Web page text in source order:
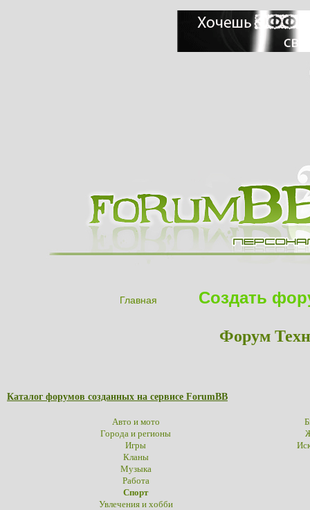
Главная Создать
Форум
Каталог форумов созданных на сервисе ForumBB
Авто и мото
Города и регионы
Игры
Кланы
Музыка
Работа
Спорт
Увлечения и хобби